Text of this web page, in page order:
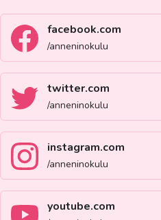
facebook.com
/anneninokulu
twitter.com
/anneninokulu
instagram.com
/anneninokulu
youtube.com